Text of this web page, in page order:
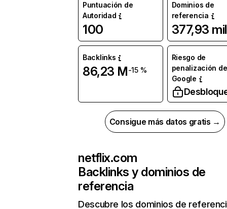
Puntuación de
Autoridad
100
Dominios de
referencia
377,93 mil
Backlinks
86,23 M-15 %
Riesgo de
penalización de
Google
Consigue más datos gratis →
netflix.com
Backlinks y dominios de
referencia
Descubre los dominios de